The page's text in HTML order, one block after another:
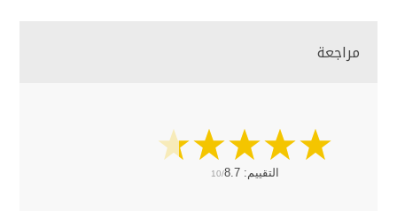
مراجعة
التقييم: 10/8.7